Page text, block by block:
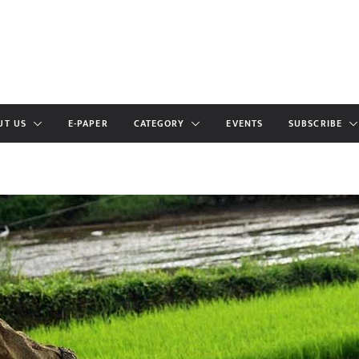
US E-PAPER CATEGORY EVENTS SUBSCRIBE